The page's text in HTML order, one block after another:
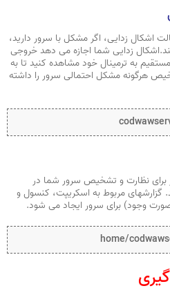
اشکال زدایی، اگر مشکل با سرور دارید،
زدایی شما اجازه می دهد خروجی
به ترمینال خود مشاهده کنید تا به
هرگونه مشکل احتمالی سرور را داشته
برای نظارت و تشخیص سرور شما در
مربوط به اسکریپت، کنسول و
وجود) برای سرور ایجاد می شود.